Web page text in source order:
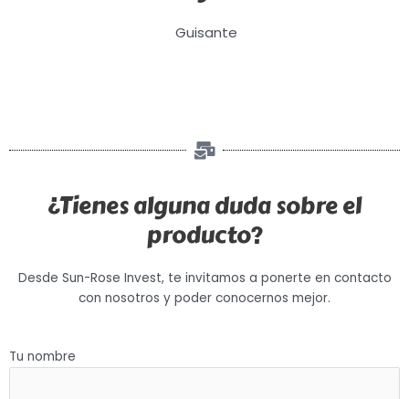
Guisante
¿Tienes alguna duda sobre el
producto?
Desde Sun-Rose Invest, te invitamos a ponerte en contacto
con nosotros y poder conocernos mejor.
Tu nombre